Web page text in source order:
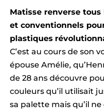
Matisse renverse
et conventionnels
plastiques
C’est au cours de son
épouse Amélie,
de 28 ans découvre
couleurs qu’il utilisait
sa palette mais qu’il